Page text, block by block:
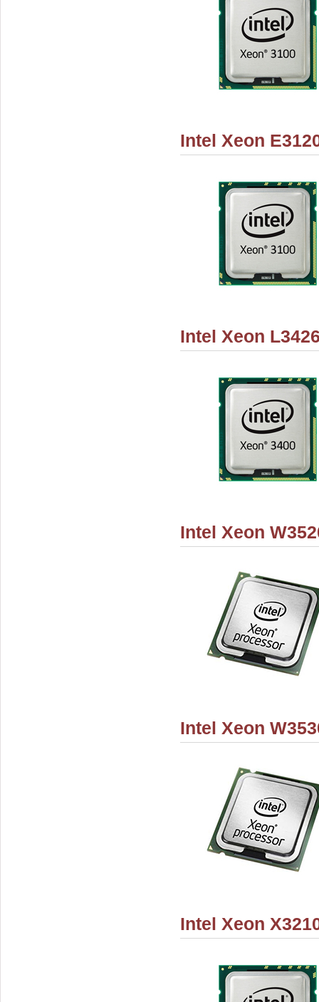
Intel Xeon
Intel Xeon
Intel Xeon
Intel Xeon
Intel Xeon